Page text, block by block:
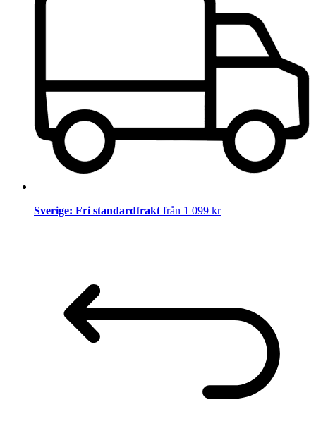
Sverige: Fri standardfrakt från 1 099 kr